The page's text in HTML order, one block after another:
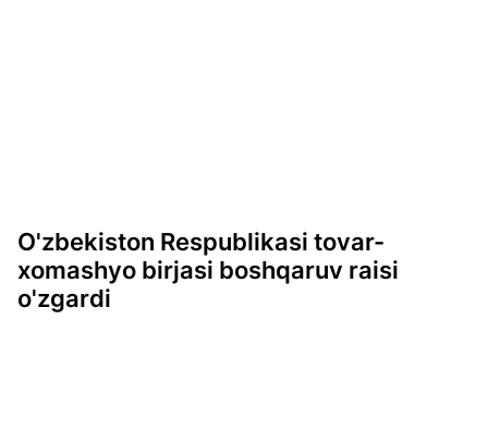
O'zbekiston Respublikasi tovar-
xomashyo birjasi boshqaruv raisi
o'zgardi